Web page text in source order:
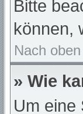
Bitte
können,
Nach oben
» Wie
Um eine